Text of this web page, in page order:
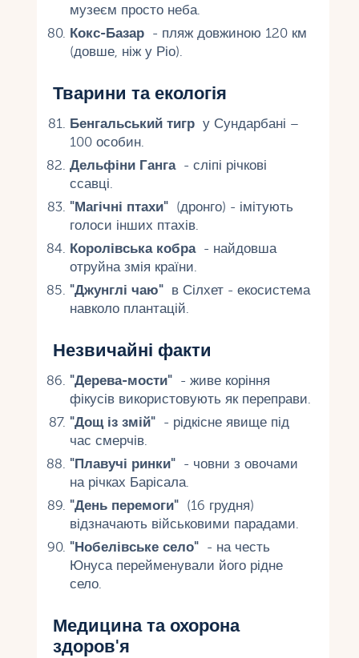
музеєм просто неба.
Кокс-Базар- пляж довжиною 120 км
(довше, ніж у Ріо).
Тварини та екологія
Бенгальський тигру Сундарбані –
100 особин.
Дельфіни Ганга- сліпі річкові
ссавці.
"Магічні птахи"(дронго) - імітують
голоси інших птахів.
Королівська кобра- найдовша
отруйна змія країни.
"Джунглі чаю"​​в Сілхет - екосистема
навколо плантацій.
Незвичайні факти
"Дерева-мости"- живе коріння
фікусів використовують як переправи.
"Дощ із змій"- рідкісне явище під
час смерчів.
"Плавучі ринки"- човни з овочами
на річках Барісала.
"День перемоги"(16 грудня)
відзначають військовими парадами.
"Нобелівське село"- на честь
Юнуса перейменували його рідне
село.
Медицина та охорона
здоров'я